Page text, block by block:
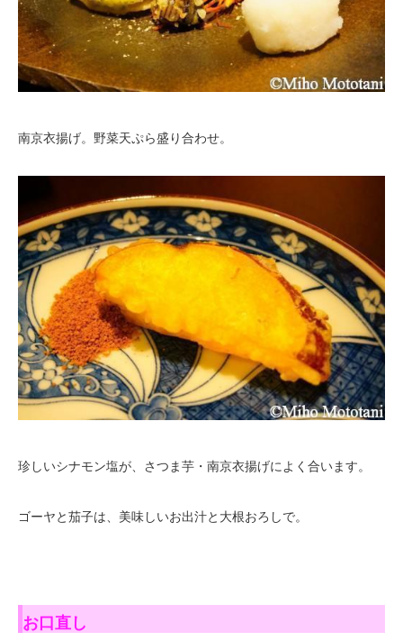
南京衣揚げ。野菜天ぷら盛り合わせ。
珍しいシナモン塩が、さつま芋・南京衣揚げによく合います。
ゴーヤと茄子は、美味しいお出汁と大根おろしで。
お口直し